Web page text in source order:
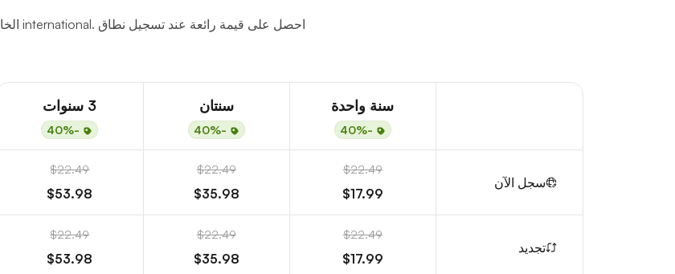
احصل على قيمة رائعة عند تسجيل نطاق .international الخاص بك.
سنة واحدة
-40%
سنتان
-40%
3 سنوات
-40%
سجل الآن
$22.49
$17.99
$22.49
$35.98
$22.49
$53.98
تجديد
$22.49
$17.99
$22.49
$35.98
$22.49
$53.98